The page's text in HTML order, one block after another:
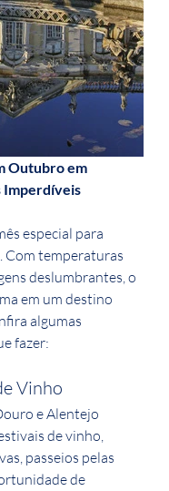
Outubro em
Imperdíveis
especial para
Com temperaturas
deslumbrantes, o
em um destino
algumas
fazer:
Vinho
e Alentejo
de vinho,
passeios pelas
de